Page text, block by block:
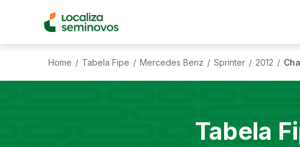
Home / Tabela Fipe / Mercedes Benz / Sprinter / 2012 /
Tabela